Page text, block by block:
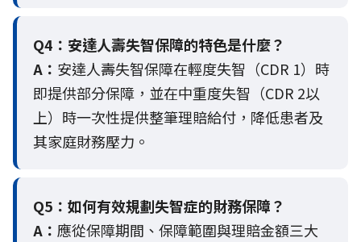
Q4： 安達人壽失智保障的特色是什麼？
A： 安達人壽失智保障在輕度失智（CDR 1）時
即提供部分保障，並在中重度失智（CDR 2以
上）時一次性提供整筆理賠給付，降低患者及
其家庭財務壓力。
Q5： 如何有效規劃失智症的財務保障？
A： 應從保障期間、保障範圍與理賠金額三大